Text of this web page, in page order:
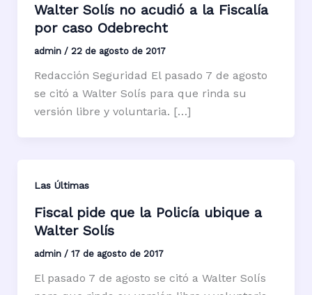
Walter Solís no acudió a la Fiscalía
por caso Odebrecht
admin / 22 de agosto de 2017
Redacción Seguridad El pasado 7 de agosto
se citó a Walter Solís para que rinda su
versión libre y voluntaria. […]
Las Últimas
Fiscal pide que la Policía ubique a
Walter Solís
admin / 17 de agosto de 2017
El pasado 7 de agosto se citó a Walter Solís